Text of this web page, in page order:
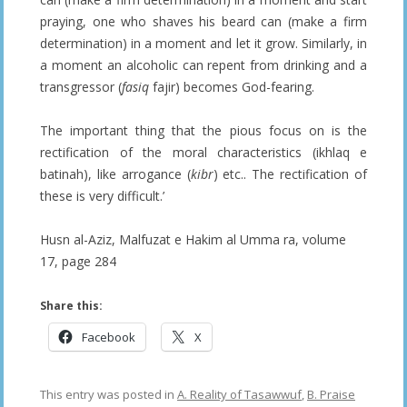
praying, one who shaves his beard can (make a firm
determination) in a moment and let it grow. Similarly, in
a moment an alcoholic can repent from drinking and a
transgressor (fasiq fajir) becomes God-fearing.
The important thing that the pious focus on is the
rectification of the moral characteristics (ikhlaq e
batinah), like arrogance (kibr) etc.. The rectification of
these is very difficult.’
Husn al-Aziz, Malfuzat e Hakim al Umma ra, volume
17, page 284
Share this:
Facebook X
This entry was posted in A. Reality of Tasawwuf, B. Praise